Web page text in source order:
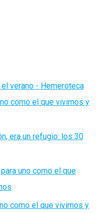
verano - Hemeroteca
como el que vivimos y
era un refugio: los 30
uno como el que
como el que vivimos y